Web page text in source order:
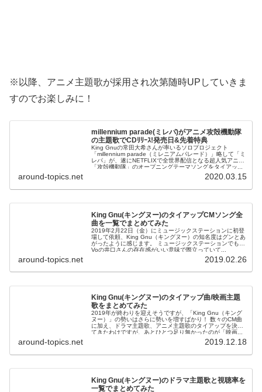
※以降、アニメ主題歌が採用され次第随時UPしていきま
すのでお楽しみに！
millennium parade(ミレパ)がアニメ攻殻機動隊
の主題歌でCDﾘﾘｰｽ!発売日&先着特典
King Gnuの常田大希さんが率いるソロプロジェクト
「millennium parade（ミレニアムパレード）」略して「ミ
レパ」が、遂にNETFLIXで全世界配信となる超人気アニメ
「攻殻機動隊」のオープニングテーマソングをタイアッ...
around-topics.net 2020.03.15
King Gnu(キングヌー)のタイアップCMソング全
曲を一覧でまとめてみた
2019年2月22日（金）にミュージックステーションに初登
場して依頼、King Gnu（キングヌー）の知名度はグンとあ
がったように感じます。 ミュージックステーションでも、
Voの井口さんの存在感がいい意味で際立っていて...
around-topics.net 2019.02.26
King Gnu(キングヌー)のタイアップ曲/映画主題
歌をまとめてみた
2019年が終わりを迎えそうですが、「King Gnu（キング
ヌー）」の勢いはさらに勢いを増すばかり！ 数々のCM曲
に加え、ドラマ主題歌、アニメ主題歌のタイアップを決め
てきたわけですが、あとひとつ足り無かったのが「映画...
around-topics.net 2019.12.18
King Gnu(キングヌー)のドラマ主題歌と視聴率を
一覧でまとめてみた